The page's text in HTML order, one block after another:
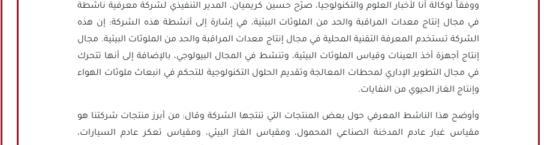
ووفقاً لوكالة آنا لأخبار العلوم والتكنولوجيا، صرّح حسين كريميان، المدير التنفيذي لشركة معرفية ناشطة
في مجال إنتاج معدات المراقبة والحد من الملوثات البيئية، في إشارة إلى أنشطة هذه الشركة: إن هذه
الشركة تستخدم المعرفة التقنية المحلية في مجال إنتاج معدات المراقبة والحد من الملوثات البيئية. مجال
إنتاج أجهزة أخذ العينات وقياس الملوثات البيئية، وتنشط في المجال البيولوجي، بالإضافة إلى أنها تتحرك
في مجال التطوير الإداري لمحطات المعالجة وتقديم الحلول التكنولوجية للتحكم في انبعاث ملوثات الهواء
وإنتاج الغاز الحيوي من النفايات.
وأوضح هذا الناشط المعرفي حول بعض المنتجات التي تنتجها الشركة وقال: من أبرز منتجات شركتنا هو
مقياس غبار عادم المدخنة الصناعي المحمول، ومقياس الغاز البيئي، ومقياس تعكر عادم السيارات،